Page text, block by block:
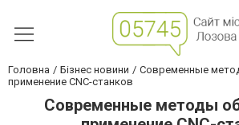
Головна Бізнес новини
Современные
применение CNC-станков
Современные методы